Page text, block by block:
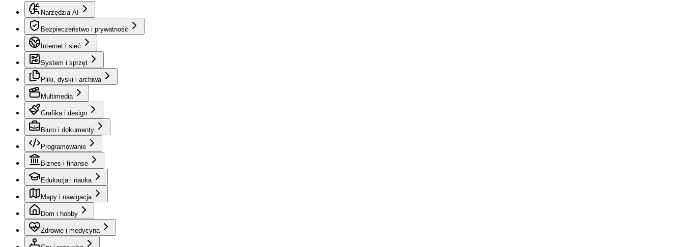
Narzędzia AI
Bezpieczeństwo i prywatność
Internet i sieć
System i sprzęt
Pliki, dyski i archiwa
Multimedia
Grafika i design
Biuro i dokumenty
Programowanie
Biznes i finanse
Edukacja i nauka
Mapy i nawigacja
Dom i hobby
Zdrowie i medycyna